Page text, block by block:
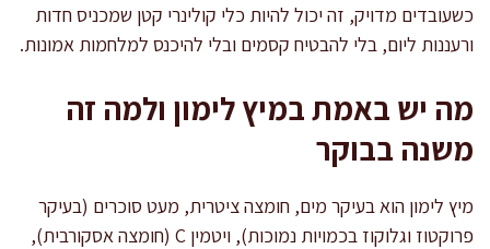
כשעובדים מדויק, זה יכול להיות כלי קולינרי קטן שמכניס חדות
ורעננות ליום, בלי להבטיח קסמים ובלי להיכנס למלחמות אמונות.
מה יש באמת במיץ לימון ולמה זה
משנה בבוקר
מיץ לימון הוא בעיקר מים, חומצה ציטרית, מעט סוכרים (בעיקר
פרוקטוז וגלוקוז בכמויות נמוכות), ויטמין C (חומצה אסקורבית),